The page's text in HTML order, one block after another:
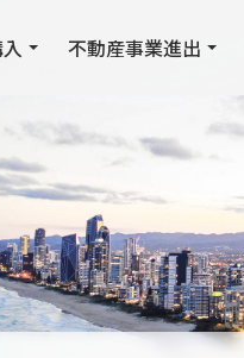
不動産事業進出